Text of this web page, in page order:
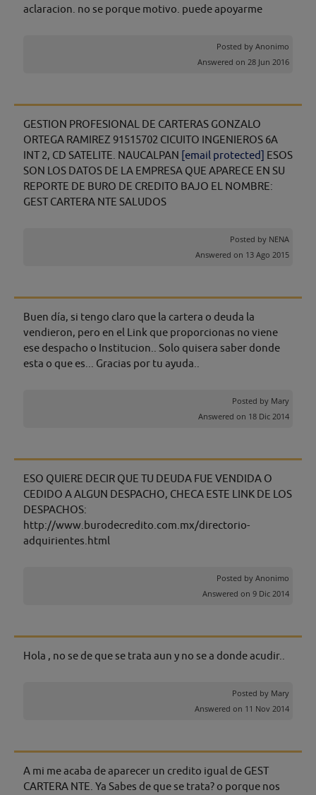
aclaracion. no se porque motivo. puede apoyarme
Posted by Anonimo
Answered on 28 Jun 2016
GESTION PROFESIONAL DE CARTERAS GONZALO
ORTEGA RAMIREZ 91515702 CICUITO INGENIEROS 6A
INT 2, CD SATELITE. NAUCALPAN [email protected] ESOS
SON LOS DATOS DE LA EMPRESA QUE APARECE EN SU
REPORTE DE BURO DE CREDITO BAJO EL NOMBRE:
GEST CARTERA NTE SALUDOS
Posted by NENA
Answered on 13 Ago 2015
Buen día, si tengo claro que la cartera o deuda la
vendieron, pero en el Link que proporcionas no viene
ese despacho o Institucion.. Solo quisera saber donde
esta o que es... Gracias por tu ayuda..
Posted by Mary
Answered on 18 Dic 2014
ESO QUIERE DECIR QUE TU DEUDA FUE VENDIDA O
CEDIDO A ALGUN DESPACHO, CHECA ESTE LINK DE LOS
DESPACHOS:
http://www.burodecredito.com.mx/directorio-
adquirientes.html
Posted by Anonimo
Answered on 9 Dic 2014
Hola , no se de que se trata aun y no se a donde acudir..
Posted by Mary
Answered on 11 Nov 2014
A mi me acaba de aparecer un credito igual de GEST
CARTERA NTE. Ya Sabes de que se trata? o porque nos